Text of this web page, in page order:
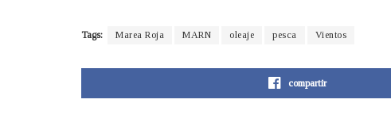
Tags: Marea Roja MARN oleaje pesca Vientos
compartir